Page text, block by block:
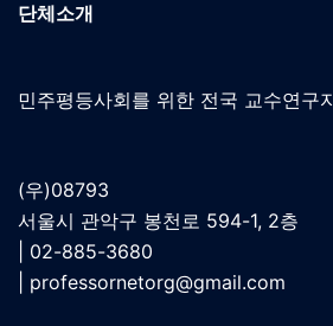
단체소개
민주평등사회를 위한 전국 교수연구
(우)08793
서울시 관악구 봉천로 594-1, 2층
| 02-885-3680
professornetorg@gmail.com